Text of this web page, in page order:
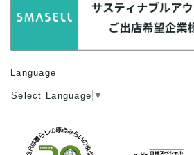
Language
Select Language ▼